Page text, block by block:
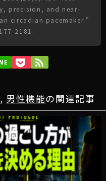
precision, and near-
circadian pacemaker."
2181.
, 男性機能の関連記事